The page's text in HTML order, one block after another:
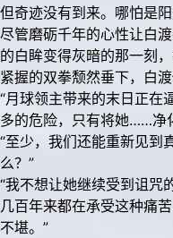
但奇迹没有到来。哪怕是
尽管磨砺千年的心性让白
的白眸变得灰暗的那一刻，
紧握的双拳颓然垂下，白
“月球领主带来的末日正在
多的危险，只有将她……净
“至少，我们还能重新见到
么？”
“我不想让她继续受到诅咒
几百年来都在承受这种痛
不堪。”